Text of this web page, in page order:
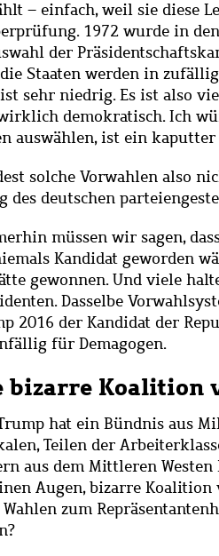
– einfach, weil sie diese
1972 wurde in
der
Staaten werden in
sehr niedrig. Es ist also
demokratisch. Ich
auswählen, ist ein kaputter
solche Vorwahlen also
des deutschen
müssen wir sagen,
Kandidat geworden
gewonnen. Und viele
Dasselbe
2016 der Kandidat der
für Demagogen.
bizarre Koalition
hat ein Bündnis aus
Teilen der
aus dem Mittleren Westen
Augen, bizarre
zum